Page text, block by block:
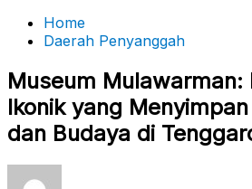
Home
Daerah Penyanggah
Museum Mulawarman:
Ikonik yang
dan Budaya di